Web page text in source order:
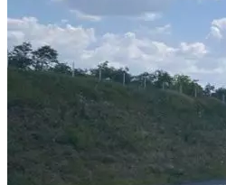
Криминал
Спорт
Черноземье
Россия